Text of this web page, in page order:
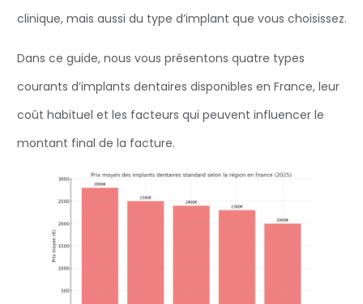
clinique, mais aussi du type d’implant que vous choisissez.
Dans ce guide, nous vous présentons quatre types
courants d’implants dentaires disponibles en France, leur
coût habituel et les facteurs qui peuvent influencer le
montant final de la facture.